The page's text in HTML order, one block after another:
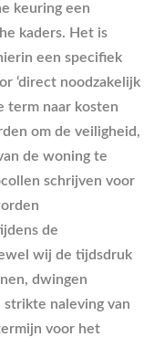
keuring een
kaders. Het is
een specifiek
‘direct noodzakelijk
term naar kosten
om de veiligheid,
de woning te
schrijven voor
de
wij de tijdsdruk
dwingen
naleving van
voor het